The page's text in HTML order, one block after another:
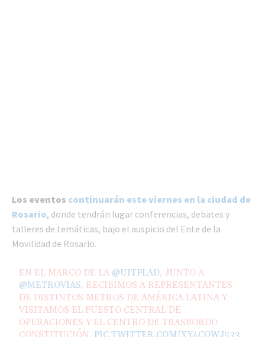
Los eventos continuarán este viernes en la ciudad de
Rosario, donde tendrán lugar conferencias, debates y
talleres de temáticas, bajo el auspicio del Ente de la
Movilidad de Rosario.
EN EL MARCO DE LA @UITPLAD, JUNTO A
@METROVIAS, RECIBIMOS A REPRESENTANTES
DE DISTINTOS METROS DE AMÉRICA LATINA Y
VISITAMOS EL PUESTO CENTRAL DE
OPERACIONES Y EL CENTRO DE TRASBORDO
CONSTITUCIÓN. PIC.TWITTER.COM/XY4CQWJ533